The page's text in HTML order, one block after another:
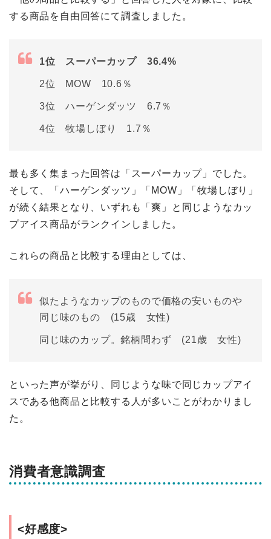
する商品を自由回答にて調査しました。
1位 スーパーカップ 36.4%
2位 MOW 10.6％
3位 ハーゲンダッツ 6.7％
4位 牧場しぼり 1.7％
最も多く集まった回答は「スーパーカップ」でした。
そして、「ハーゲンダッツ」「MOW」「牧場しぼり」
が続く結果となり、いずれも「爽」と同じようなカッ
プアイス商品がランクインしました。
これらの商品と比較する理由としては、
似たようなカップのもので価格の安いものや
同じ味のもの (15歳 女性)
同じ味のカップ。銘柄問わず (21歳 女性)
といった声が挙がり、同じような味で同じカップアイ
スである他商品と比較する人が多いことがわかりまし
た。
消費者意識調査
<好感度>